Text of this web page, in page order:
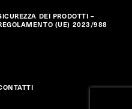
DEI PRODOTTI –
(UE) 2023/988